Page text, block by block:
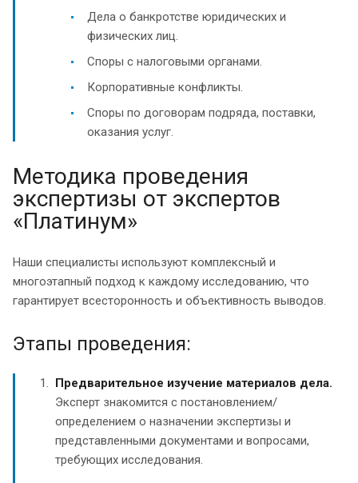
Дела о банкротстве юридических и
физических лиц.
Споры с налоговыми органами.
Корпоративные конфликты.
Споры по договорам подряда, поставки,
оказания услуг.
Методика проведения
экспертизы от экспертов
«Платинум»
Наши специалисты используют комплексный и
многоэтапный подход к каждому исследованию, что
гарантирует всесторонность и объективность выводов.
Этапы проведения:
Предварительное изучение материалов дела.
Эксперт знакомится с постановлением/
определением о назначении экспертизы и
представленными документами и вопросами,
требующих исследования.